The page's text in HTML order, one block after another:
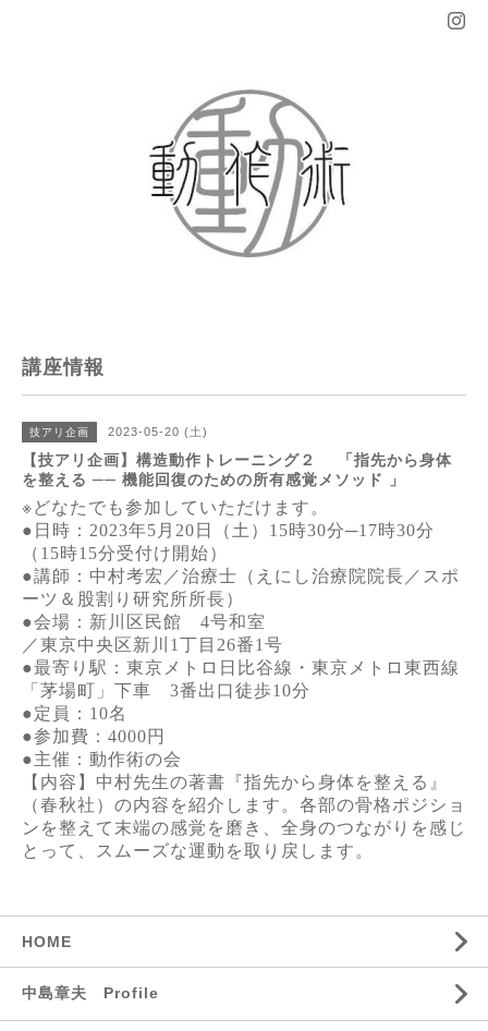
講座情報
技アリ企画 2023-05-20 (土)
【技アリ企画】構造動作トレーニング２ 「指先から身体
を整える ── 機能回復のための所有感覚メソッド 」
※どなたでも参加していただけます。
● 日時： 2023年5 月 20 日（土） 15時30分─17時30分
（ 15時15分受付け開始）
●講師：中村考宏／治療士（えにし治療院院長／スポ
ーツ＆股割り研究所所長）
●会場：新川区民館 4号和室
／東京中央区新川 1 丁目 26番1 号
●最寄り駅：東京メトロ日比谷線・東京メトロ東西線
「茅場町」下車 3番出口徒歩10分
●定員： 10名
●参加費： 4000 円
●主催：動作術の会
【内容】中村先生の著書『指先から身体を整える』
（春秋社）の内容を紹介します。各部の骨格ポジショ
ンを整えて末端の感覚を磨き、全身のつながりを感じ
とって、スムーズな運動を取り戻します。
HOME
中島章夫 Profile